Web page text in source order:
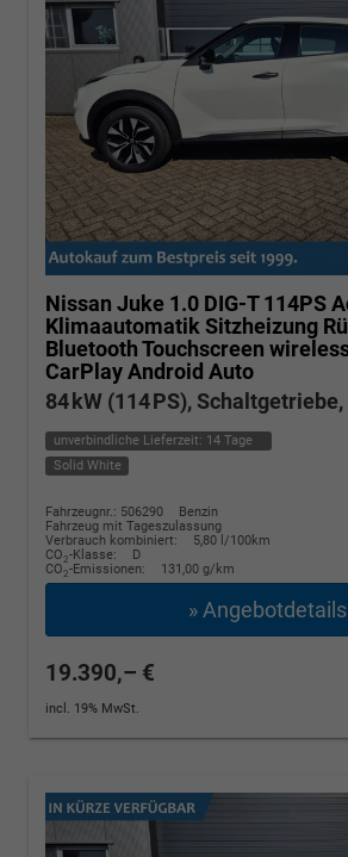
Nissan Juke 1.0 DIG-T 114PS
Klimaautomatik Sitzheizung
Bluetooth Touchscreen
CarPlay Android Auto
84 kW (114 PS),
unverbindliche Lieferzeit: 14 Tage
Solid White
Fahrzeugnr.: 506290
Benzin
Fahrzeug mit Tageszulassung
Verbrauch kombiniert:
5,80 l/100km
CO2-Klasse:
D
CO2-Emissionen: 131,00 g/km
» Angebotdetails
19.390,– €
incl. 19% MwSt.